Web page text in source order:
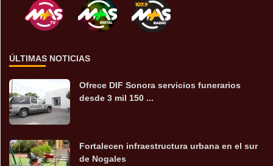
ÚLTIMAS NOTICIAS
Ofrece DIF Sonora servicios funerarios
desde 3 mil 150 ...
Fortalecen infraestructura urbana en el sur
de Nogales